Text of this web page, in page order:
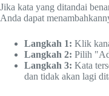
Jika kata yang ditandai
Anda dapat
Langkah 1: Klik
Langkah 2: Pilih
Langkah 3: Kata
dan tidak akan lagi